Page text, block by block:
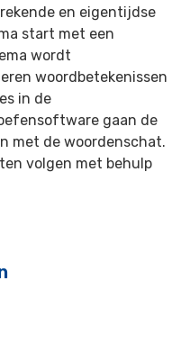
en eigentijdse
start met een
wordt
woordbetekenissen
in de
gaan de
met de woordenschat.
volgen met behulp